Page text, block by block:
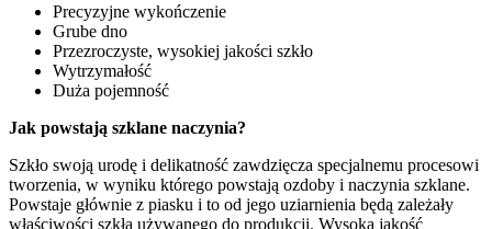
Precyzyjne wykończenie
Grube dno
Przezroczyste, wysokiej jakości szkło
Wytrzymałość
Duża pojemność
Jak powstają szklane naczynia?
Szkło swoją urodę i delikatność zawdzięcza specjalnemu procesowi
tworzenia, w wyniku którego powstają ozdoby i naczynia szklane.
Powstaje głównie z piasku i to od jego uziarnienia będą zależały
właściwości szkła używanego do produkcji. Wysoka jakość